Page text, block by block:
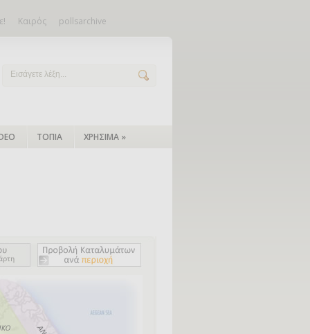
Καιρός pollsarchive
ΤΟΠΙΑ ΧΡΗΣΙΜΑ »